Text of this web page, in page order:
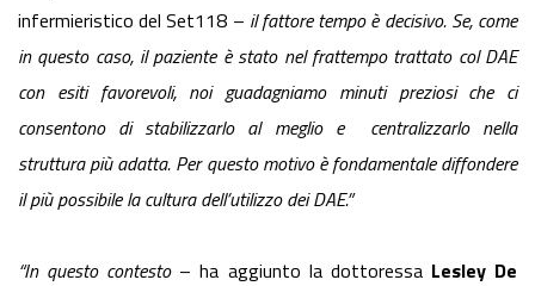
infermieristico del Set118 – il fattore tempo è decisivo. Se, come
in questo caso, il paziente è stato nel frattempo trattato col DAE
con esiti favorevoli, noi guadagniamo minuti preziosi che ci
consentono di stabilizzarlo al meglio e centralizzarlo nella
struttura più adatta. Per questo motivo è fondamentale diffondere
il più possibile la cultura dell’utilizzo dei DAE.”
“In questo contesto– ha aggiunto la dottoressaLesley De